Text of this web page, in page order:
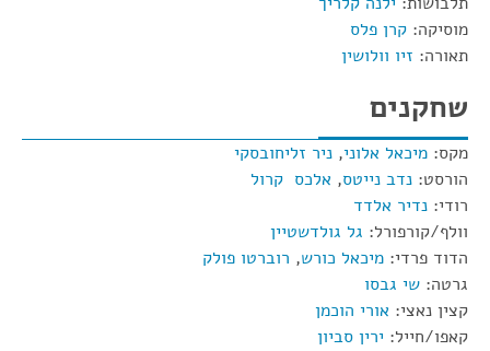
מוסיקה: קרן פלס
תאורה: זיו וולושין
שחקנים
מקס: מיכאל אלוני, ניר זליחובסקי
הורסט: נדב נייטס, אלכס קרול
רודי: נדיר אלדד
וולף/קורפורל: גל גולדשטיין
הדוד פרדי: מיכאל כורש, רוברטו פולק
גרטה: שי גבסו
קצין נאצי: אורי הוכמן
קאפו/חייל: ירין סביון